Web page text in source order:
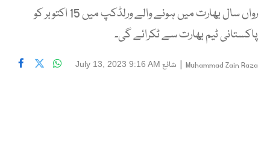
رواں سال بھارت میں ہونے والے ورلڈکپ میں 15 اکتوبر کو
پاکستانی ٹیم بھارت سے ٹکرائے گی۔
Muhammad Zain Raza
| شائع July 13, 2023 9:16 AM